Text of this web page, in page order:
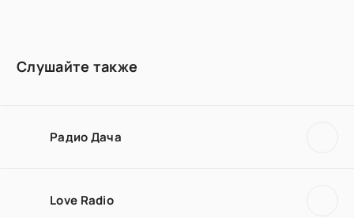
Слушайте также
Радио Дача
Love Radio